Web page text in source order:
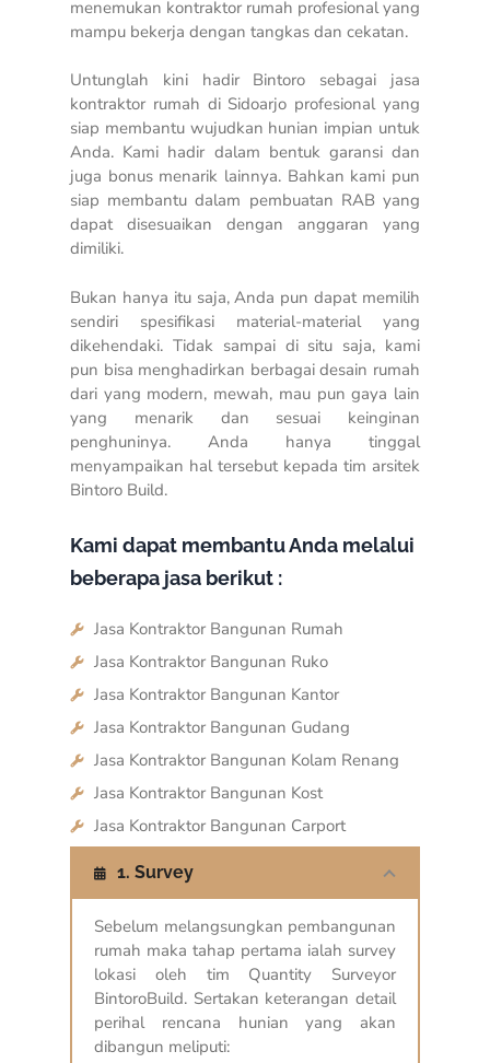
menemukan kontraktor rumah profesional yang
mampu bekerja dengan tangkas dan cekatan.
Untunglah kini hadir Bintoro sebagai jasa
kontraktor rumah di Sidoarjo profesional yang
siap membantu wujudkan hunian impian untuk
Anda. Kami hadir dalam bentuk garansi dan
juga bonus menarik lainnya. Bahkan kami pun
siap membantu dalam pembuatan RAB yang
dapat disesuaikan dengan anggaran yang
dimiliki.
Bukan hanya itu saja, Anda pun dapat memilih
sendiri spesifikasi material-material yang
dikehendaki. Tidak sampai di situ saja, kami
pun bisa menghadirkan berbagai desain rumah
dari yang modern, mewah, mau pun gaya lain
yang menarik dan sesuai keinginan
penghuninya. Anda hanya tinggal
menyampaikan hal tersebut kepada tim arsitek
Bintoro Build.
Kami dapat membantu Anda melalui
beberapa jasa berikut :
Jasa Kontraktor Bangunan Rumah
Jasa Kontraktor Bangunan Ruko
Jasa Kontraktor Bangunan Kantor
Jasa Kontraktor Bangunan Gudang
Jasa Kontraktor Bangunan Kolam Renang
Jasa Kontraktor Bangunan Kost
Jasa Kontraktor Bangunan Carport
1. Survey
Sebelum melangsungkan pembangunan
rumah maka tahap pertama ialah survey
lokasi oleh tim Quantity Surveyor
BintoroBuild. Sertakan keterangan detail
perihal rencana hunian yang akan
dibangun meliputi: